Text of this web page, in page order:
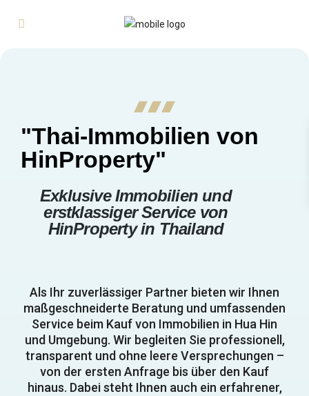
"Thai-Immobilien von
HinProperty"
Exklusive Immobilien und
erstklassiger Service von
HinProperty in Thailand
Als Ihr zuverlässiger Partner bieten wir Ihnen
maßgeschneiderte Beratung und umfassenden
Service beim Kauf von Immobilien in Hua Hin
und Umgebung. Wir begleiten Sie professionell,
transparent und ohne leere Versprechungen –
von der ersten Anfrage bis über den Kauf
hinaus. Dabei steht Ihnen auch ein erfahrener,